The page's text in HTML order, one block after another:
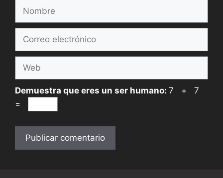
electrónico
Demuestra que eres un ser humano: 7 + 7
=